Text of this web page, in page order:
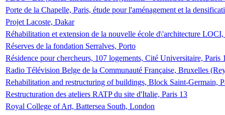
Porte de la Chapelle, Paris, étude pour l'aménagement et la
Projet Lacoste, Dakar
Réhabilitation et extension de la nouvelle école d\'architecture
Réserves de la fondation Serralves, Porto
Résidence pour chercheurs, 107 logements, Cité Universitaire, Paris
Radio Télévision Belge de la Communauté Française, Bruxelles
Rehabilitation and restructuring of buildings, Block Saint-Germain,
Restructuration des ateliers RATP du site d'Italie, Paris 13
Royal College of Art, Battersea South, London